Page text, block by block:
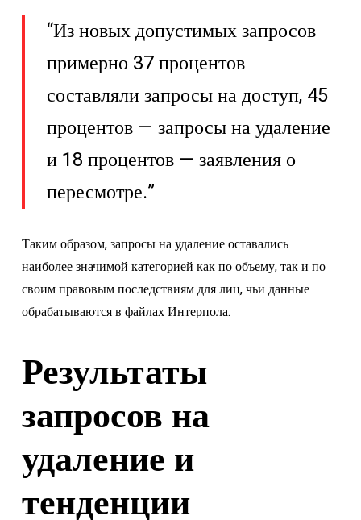
“Из новых допустимых запросов
примерно 37 процентов
составляли запросы на доступ, 45
процентов — запросы на удаление
и 18 процентов — заявления о
пересмотре.”
Таким образом, запросы на удаление оставались
наиболее значимой категорией как по объему, так и по
своим правовым последствиям для лиц, чьи данные
обрабатываются в файлах Интерпола.
Результаты
запросов на
удаление и
тенденции